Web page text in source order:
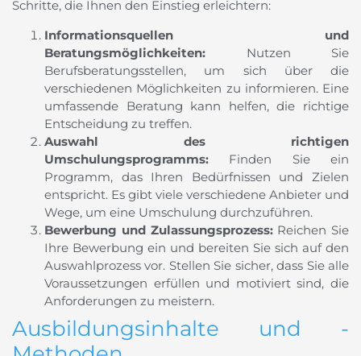
Schritte, die Ihnen den Einstieg erleichtern:
Informationsquellen und
Beratungsmöglichkeiten: Nutzen Sie
Berufsberatungsstellen, um sich über die
verschiedenen Möglichkeiten zu informieren. Eine
umfassende Beratung kann helfen, die richtige
Entscheidung zu treffen.
Auswahl des richtigen
Umschulungsprogramms: Finden Sie ein
Programm, das Ihren Bedürfnissen und Zielen
entspricht. Es gibt viele verschiedene Anbieter und
Wege, um eine Umschulung durchzuführen.
Bewerbung und Zulassungsprozess:Reichen Sie
Ihre Bewerbung ein und bereiten Sie sich auf den
Auswahlprozess vor. Stellen Sie sicher, dass Sie alle
Voraussetzungen erfüllen und motiviert sind, die
Anforderungen zu meistern.
Ausbildungsinhalte und -